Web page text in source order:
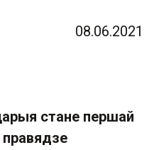
08.06.2021
стане першай
правядзе